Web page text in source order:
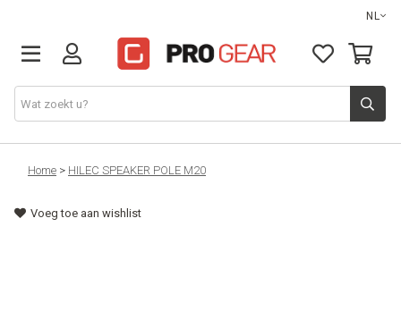
NL
DJ gear
Lights & effects
Home > HILEC SPEAKER POLE M20
Voeg toe aan wishlist